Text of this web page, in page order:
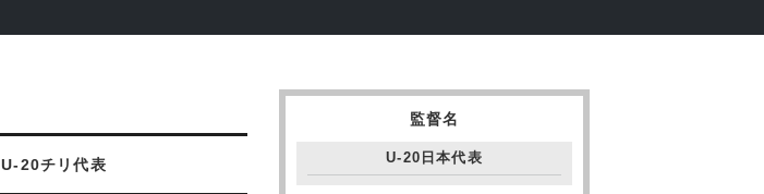
U-20チリ代表
監督名
U-20日本代表